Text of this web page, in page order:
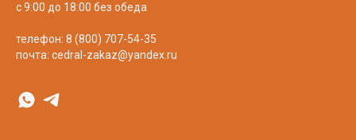
с 9:00 до 18:00 без обеда
телефон: 8 (800) 707-54-35
почта: cedral-zakaz@yandex.ru